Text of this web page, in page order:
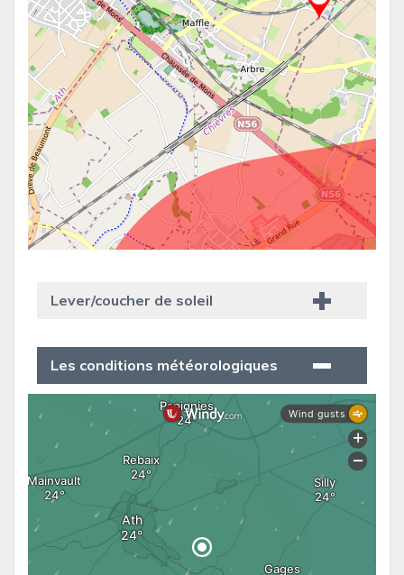
Lever/coucher de soleil
Les conditions météorologiques